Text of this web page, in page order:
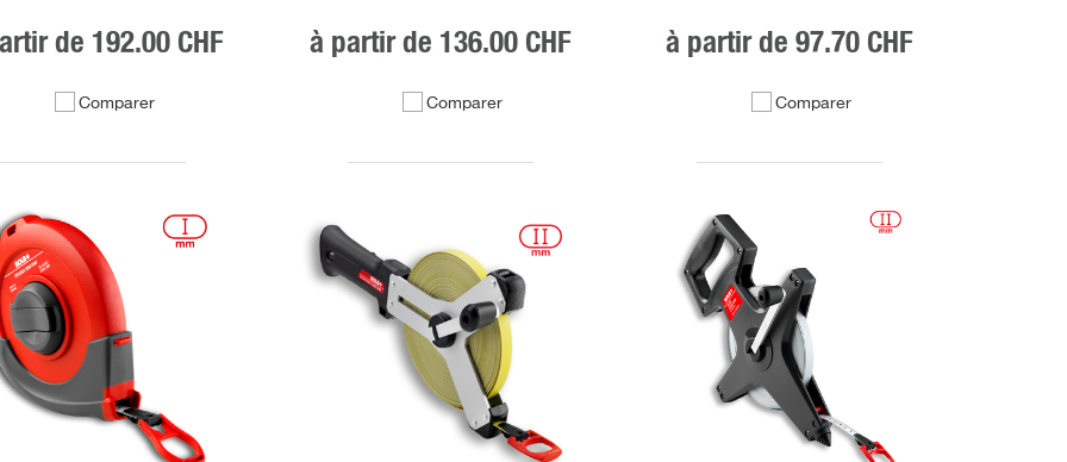
de 192.00 CHF
Comparer
à partir de 136.00 CHF
Comparer
à partir de 97.70 CHF
Comparer